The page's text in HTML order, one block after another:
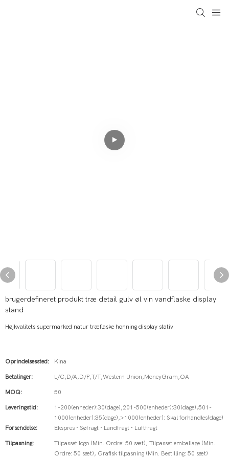
brugerdefineret produkt træ detail gulv øl vin vandflaske display
stand
Højkvalitets supermarked natur træflaske honning display stativ
Oprindelsessted: Kina
Betalinger: L/C,D/A,D/P,T/T,Western Union,MoneyGram,OA
MOQ: 50
Leveringstid:
1-200(enheder):30(dage),201-500(enheder):30(dage),501-
1000(enheder):35(dage),>1000(enheder): Skal forhandles(dage)
Forsendelse:
Ekspres · Søfragt · Landfragt · Luftfragt
Tilpasning:
Tilpasset logo (Min. Ordre: 50 sæt), Tilpasset emballage (Min.
Ordre: 50 sæt), Grafisk tilpasning (Min. Bestilling: 50 sæt)